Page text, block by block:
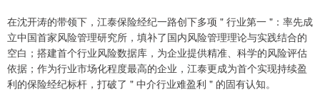
在沈开涛的带领下，江泰保险经纪一路创下多项 " 行业第一 "：率先成
立中国首家风险管理研究所，填补了国内风险管理理论与实践结合的
空白；搭建首个行业风险数据库，为企业提供精准、科学的风险评估
依据；作为行业市场化程度最高的企业，江泰更成为首个实现持续盈
利的保险经纪标杆，打破了 " 中介行业难盈利 " 的固有认知。